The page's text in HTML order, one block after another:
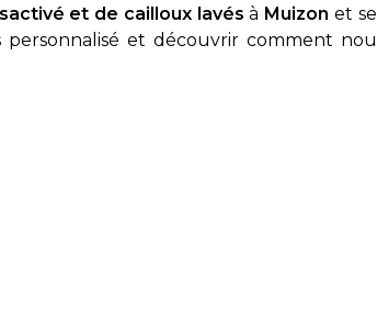
et de cailloux lavés à Muizon et
et découvrir comment